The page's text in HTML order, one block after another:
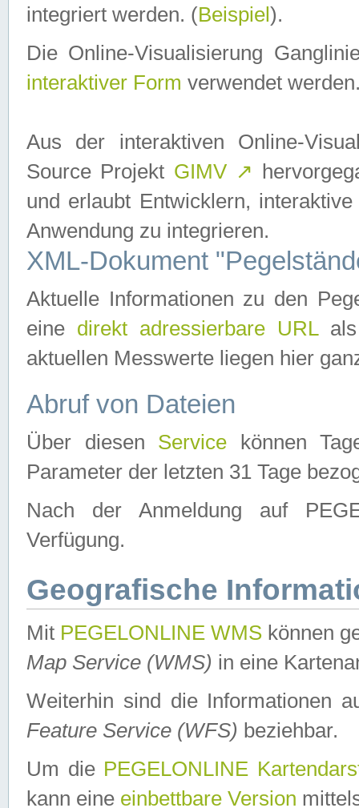
integriert werden. (Beispiel ).
Die Online-Visualisierung
interaktiver Form verwendet
Aus der interaktiven Online-
Source Projekt GIMV ↗
und erlaubt Entwicklern,
Anwendung zu integrieren.
XML-Dokument
Aktuelle Informationen zu den
eine direkt adressierbare URLals
aktuellen Messwerte liegen hier
Abruf von Dateien
Über diesen Service können
Parameter der letzten 31 Tage
Nach der Anmeldung auf
Verfügung.
Geografische
Mit PEGELONLINE WMS können
Map Service (WMS) in eine
Weiterhin sind die Informationen
Feature Service (WFS) beziehbar.
Um die PEGELONLINE
kann eine einbettbare Version